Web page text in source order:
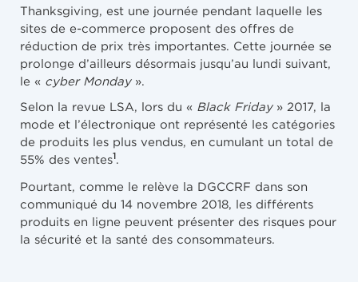
Thanksgiving, est une journée pendant laquelle les
sites de e-commerce proposent des offres de
réduction de prix très importantes. Cette journée se
prolonge d’ailleurs désormais jusqu’au lundi suivant,
le « cyber Monday ».
Selon la revue LSA, lors du « Black Friday» 2017, la
mode et l’électronique ont représenté les catégories
de produits les plus vendus, en cumulant un total de
55% des ventes1
Pourtant, comme le relève la DGCCRF dans son
communiqué du 14 novembre 2018, les différents
produits en ligne peuvent présenter des risques pour
la sécurité et la santé des consommateurs.